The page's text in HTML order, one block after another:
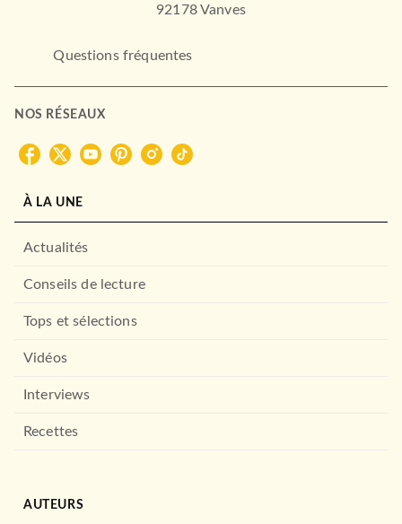
92178 Vanves
Questions fréquentes
NOS RÉSEAUX
À LA UNE
Actualités
Conseils de lecture
Tops et sélections
Vidéos
Interviews
Recettes
AUTEURS